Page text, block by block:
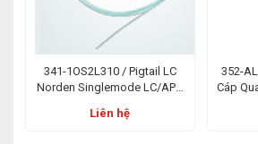
341-1OS2L310 / Pigtail LC
Norden Singlemode LC/APC
Liên hệ
352-
Cáp